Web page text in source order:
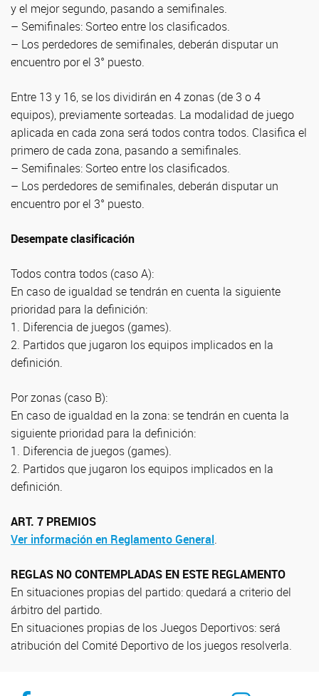
y el mejor segundo, pasando a semifinales.
– Semifinales: Sorteo entre los clasificados.
– Los perdedores de semifinales, deberán disputar un
encuentro por el 3° puesto.
Entre 13 y 16, se los dividirán en 4 zonas (de 3 o 4
equipos), previamente sorteadas. La modalidad de juego
aplicada en cada zona será todos contra todos. Clasifica el
primero de cada zona, pasando a semifinales.
– Semifinales: Sorteo entre los clasificados.
– Los perdedores de semifinales, deberán disputar un
encuentro por el 3° puesto.
Desempate clasificación
Todos contra todos (caso A):
En caso de igualdad se tendrán en cuenta la siguiente
prioridad para la definición:
1. Diferencia de juegos (games).
2. Partidos que jugaron los equipos implicados en la
definición.
Por zonas (caso B):
En caso de igualdad en la zona: se tendrán en cuenta la
siguiente prioridad para la definición:
1. Diferencia de juegos (games).
2. Partidos que jugaron los equipos implicados en la
definición.
ART. 7 PREMIOS
Ver información en Reglamento General.
REGLAS NO CONTEMPLADAS EN ESTE REGLAMENTO
En situaciones propias del partido: quedará a criterio del
árbitro del partido.
En situaciones propias de los Juegos Deportivos: será
atribución del Comité Deportivo de los juegos resolverla.